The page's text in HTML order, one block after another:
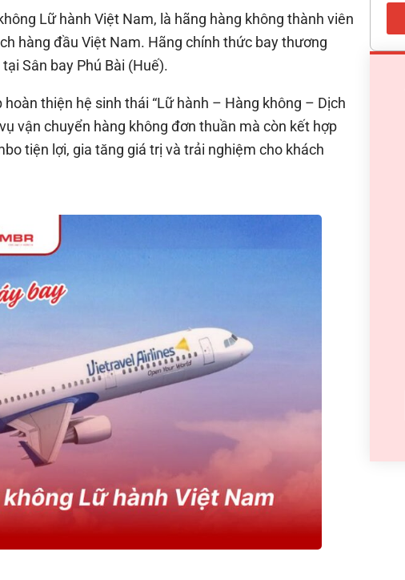
Lữ hành Việt Nam, là hãng hàng không thành viên
hàng đầu Việt Nam. Hãng chính thức bay thương
Sân bay Phú Bài (Huế).
thiện hệ sinh thái “Lữ hành – Hàng không – Dịch
vận chuyển hàng không đơn thuần mà còn kết hợp
tiện lợi, gia tăng giá trị và trải nghiệm cho khách